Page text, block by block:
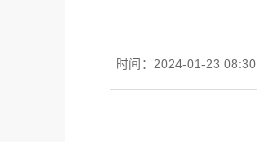
时间：2024-01-23 08:30